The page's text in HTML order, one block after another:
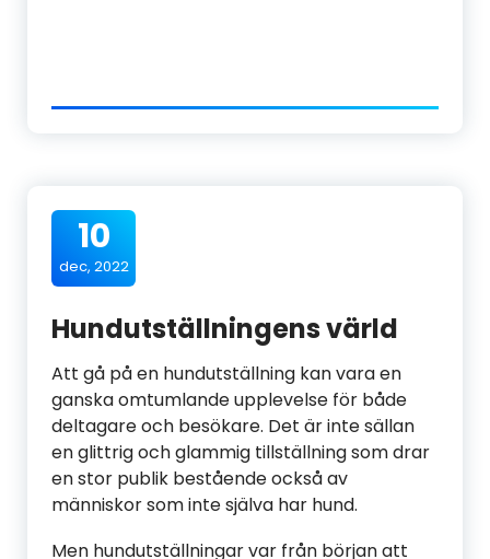
10
dec, 2022
Hundutställningens värld
Att gå på en hundutställning kan vara en
ganska omtumlande upplevelse för både
deltagare och besökare. Det är inte sällan
en glittrig och glammig tillställning som drar
en stor publik bestående också av
människor som inte själva har hund.
Men hundutställningar var från början att